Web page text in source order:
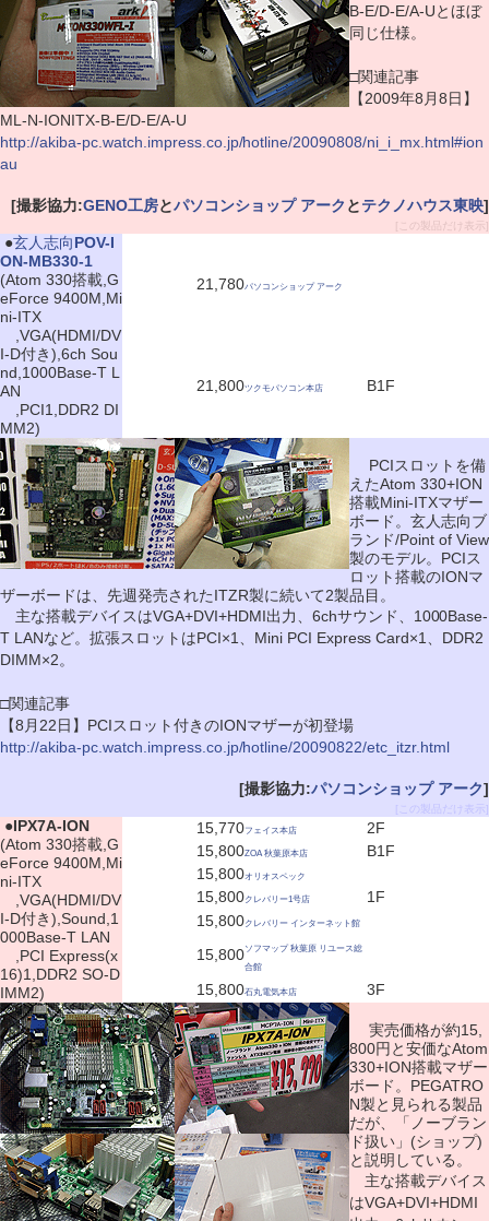
B-E/D-E/A-Uとほぼ
同じ仕様。
□関連記事
【2009年8月8日】
ML-N-IONITX-B-E/D-E/A-U
http://akiba-pc.watch.impress.co.jp/hotline/20090808/ni_i_mx.html#ion
au
[撮影協力:GENO工房とパソコンショップ アーク とテクノハウス東映]
[この製品だけ表示]
●玄人志向POV-I
ON-MB330-1
(Atom 330搭載,G
eForce 9400M,Mi
ni-ITX
,VGA(HDMI/DV
I-D付き),6ch Sou
nd,1000Base-T L
AN
,PCI1,DDR2 DI
MM2)
21,780パソコンショップ アーク
21,800ツクモパソコン本店 B1F
PCIスロットを備
えたAtom 330+ION
搭載Mini-ITXマザー
ボード。玄人志向ブ
ランド/Point of View
製のモデル。PCIス
ロット搭載のIONマ
ザーボードは、先週発売されたITZR製に続いて2製品目。
主な搭載デバイスはVGA+DVI+HDMI出力、6chサウンド、1000Base-
T LANなど。拡張スロットはPCI×1、Mini PCI Express Card×1、DDR2
DIMM×2。
□関連記事
【8月22日】PCIスロット付きのIONマザーが初登場
http://akiba-pc.watch.impress.co.jp/hotline/20090822/etc_itzr.html
[撮影協力:パソコンショップ アーク]
[この製品だけ表示]
●IPX7A-ION
(Atom 330搭載,G
eForce 9400M,Mi
ni-ITX
,VGA(HDMI/DV
I-D付き),Sound,1
000Base-T LAN
,PCI Express(x
16)1,DDR2 SO-D
IMM2)
15,770フェイス本店
2F
15,800ZOA 秋葉原本店
B1F
15,800オリオスペック
15,800クレバリー1号店
1F
15,800クレバリー インターネット館
15,800ソフマップ 秋葉原 リユース総
合館
15,800石丸電気本店 3F
実売価格が約15,
800円と安価なAtom
330+ION搭載マザー
ボード。PEGATRO
N製と見られる製品
だが、「ノーブラン
ド扱い」(ショップ)
と説明している。
主な搭載デバイス
はVGA+DVI+HDMI